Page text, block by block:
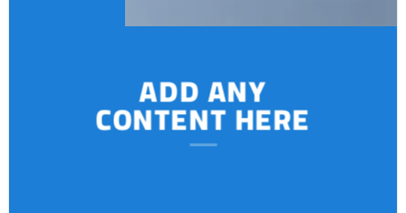
ADD ANY
CONTENT HERE